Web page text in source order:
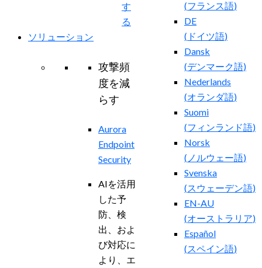
(フランス語)
DE
( ドイツ語)
Dansk
(デンマーク語)
Nederlands
(オランダ語)
Suomi
(フィンランド語)
Norsk
( ノルウェー語)
Svenska
(スウェーデン語)
EN-AU
(オーストラリア)
Español
(スペイン語)
す
る
ソリューション
攻撃頻
度を減
らす
Aurora
Endpoint
Security
AIを活用
した予
防、検
出、およ
び対応に
より、エ